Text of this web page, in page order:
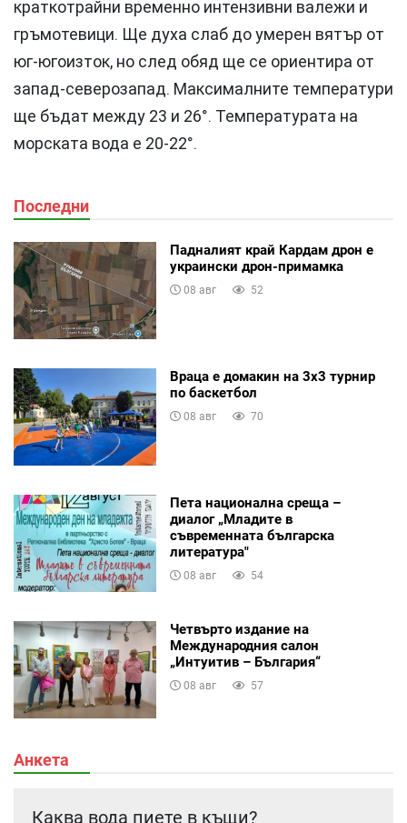
краткотрайни временно интензивни валежи и
гръмотевици. Ще духа слаб до умерен вятър от
юг-югоизток, но след обяд ще се ориентира от
запад-северозапад. Максималните температури
ще бъдат между 23 и 26°. Температурата на
морската вода е 20-22°.
Последни
Падналият край Кардам дрон е
украински дрон-примамка
08 авг 52
Враца е домакин на 3х3 турнир
по баскетбол
08 авг 70
Пета национална среща –
диалог „Младите в
съвременната българска
литература"
08 авг 54
Четвърто издание на
Международния салон
„Интуитив – България“
08 авг 57
Анкета
Каква вода пиете в къщи?